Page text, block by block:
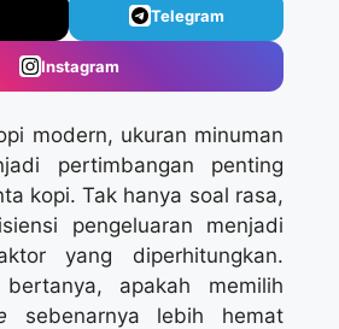
Telegram
Instagram
modern, ukuran minuman
pertimbangan penting
kopi. Tak hanya soal rasa,
pengeluaran menjadi
yang diperhitungkan.
apakah memilih
sebenarnya lebih hemat